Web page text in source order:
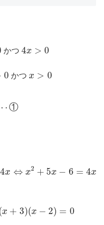
かつ 4x > 0
4x >0
0 かつ x > 0
x>0
①
①
4x ⇔ x2 + 5x − 6 = 4x
10 2 x 4
x + 3)(x − 2) = 0
x (x− 0